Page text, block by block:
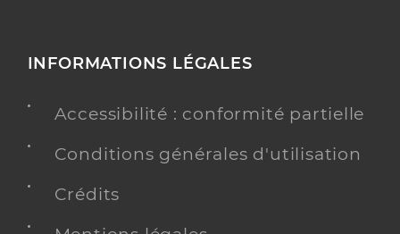
INFORMATIONS LÉGALES
Accessibilité : conformité partielle
Conditions générales d'utilisation
Crédits